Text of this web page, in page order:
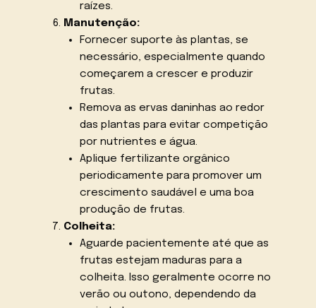
raízes.
Manutenção:
Fornecer suporte às plantas, se
necessário, especialmente quando
começarem a crescer e produzir
frutas.
Remova as ervas daninhas ao redor
das plantas para evitar competição
por nutrientes e água.
Aplique fertilizante orgânico
periodicamente para promover um
crescimento saudável e uma boa
produção de frutas.
Colheita:
Aguarde pacientemente até que as
frutas estejam maduras para a
colheita. Isso geralmente ocorre no
verão ou outono, dependendo da